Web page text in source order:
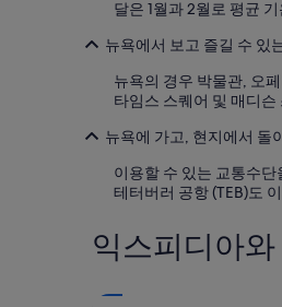
달은 1월과 2월로 평균
뉴욕에서 보고 즐길 수 있
뉴욕의 경우 박물관, 오
타임스 스퀘어 및 매디
뉴욕에 가고, 현지에서 돌
이용할 수 있는 교통수
테터버러 공항 (TEB)도
익스피디아